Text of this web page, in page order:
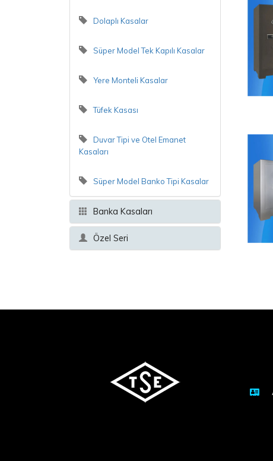
Dolaplı Kasalar
Süper Model Tek Kapılı Kasalar
Yere Monteli Kasalar
Tüfek Kasası
Duvar Tipi ve Otel Emanet
Kasaları
Süper Model Banko Tipi Kasalar
Banka Kasaları
Özel Seri